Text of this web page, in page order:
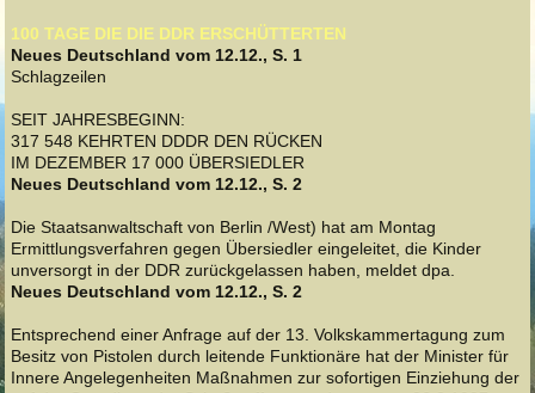
100 TAGE DIE DIE DDR ERSCHÜTTERTEN
Neues Deutschland vom 12.12., S. 1
Schlagzeilen
SEIT JAHRESBEGINN:
317 548 KEHRTEN DDDR DEN RÜCKEN
IM DEZEMBER 17 000 ÜBERSIEDLER
Neues Deutschland vom 12.12., S. 2
Die Staatsanwaltschaft von Berlin /West) hat am Montag
Ermittlungsverfahren gegen Übersiedler eingeleitet, die Kinder
unversorgt in der DDR zurückgelassen haben, meldet dpa.
Neues Deutschland vom 12.12., S. 2
Entsprechend einer Anfrage auf der 13. Volkskammertagung zum
Besitz von Pistolen durch leitende Funktionäre hat der Minister für
Innere Angelegenheiten Maßnahmen zur sofortigen Einziehung der